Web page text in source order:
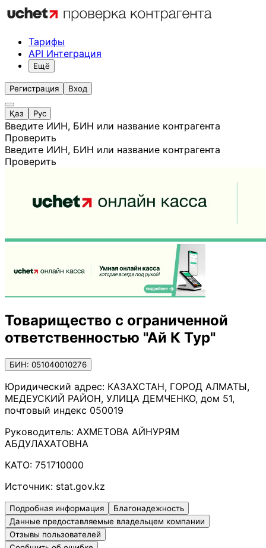
Тарифы
API Интеграция
Ещё
Регистрация Вход
Қаз Рус
Введите ИИН, БИН или название контрагента
Проверить
Введите ИИН, БИН или название контрагента
Проверить
Товарищество с ограниченной
ответственностью "Ай К Тур"
БИН: 051040010276
Юридический адрес: КАЗАХСТАН, ГОРОД АЛМАТЫ,
МЕДЕУСКИЙ РАЙОН, УЛИЦА ДЕМЧЕНКО, дом 51,
почтовый индекс 050019
Руководитель: АХМЕТОВА АЙНУРЯМ
АБДУЛАХАТОВНА
КАТО: 751710000
Источник: stat.gov.kz
Подробная информация
Благонадежность
Данные предоставляемые владельцем компании
Отзывы пользователей